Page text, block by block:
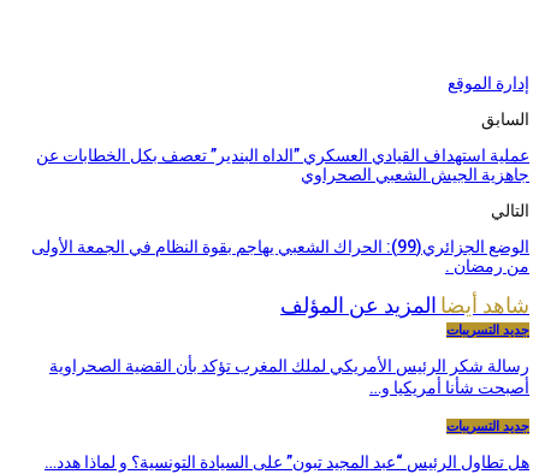
إدارة الموقع
السابق
عملية استهداف القيادي العسكري ”الداه البندير” تعصف بكل الخطابات عن
جاهزية الجيش الشعبي الصحراوي
التالي
الوضع الجزائري(99): الحراك الشعبي يهاجم بقوة النظام في الجمعة الأولى
من رمضان .
شاهد أيضا المزيد عن المؤلف
جديد التسريبات
رسالة شكر الرئيس الأمريكي لملك المغرب تؤكد بأن القضية الصحراوية
أصبحت شأنا أمريكيا و…
جديد التسريبات
هل تطاول الرئيس “عبد المجيد تبون” على السيادة التونسية؟ و لماذا هدد…